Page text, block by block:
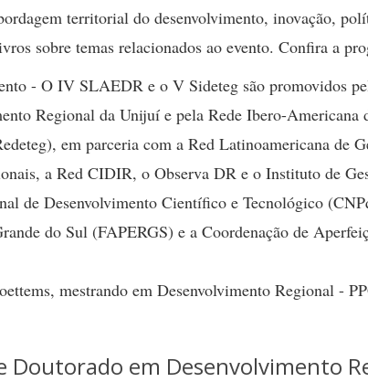
territorial do desenvolvimento, inovação,
sobre temas relacionados ao evento. Confira a
- O IV SLAEDR e o V Sideteg são promovidos
Regional da Unijuí e pela Rede Ibero-
em parceria com a Red Latinoamericana de
a Red CIDIR, o Observa DR e o Instituto de
de Desenvolvimento Científico e Tecnológico
do Sul (FAPERGS) e a Coordenação de
mestrando em Desenvolvimento Regional -
Doutorado em Desenvolvimento